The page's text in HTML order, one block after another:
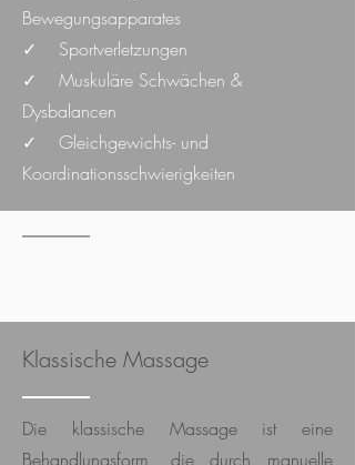
Bewegungsapparates
✓ Sportverletzungen
✓ Muskuläre Schwächen &
Dysbalancen
✓ Gleichgewichts- und
Koordinationsschwierigkeiten
Klassische Massage
Die klassische Massage ist eine
Behandlungsform, die durch manuelle